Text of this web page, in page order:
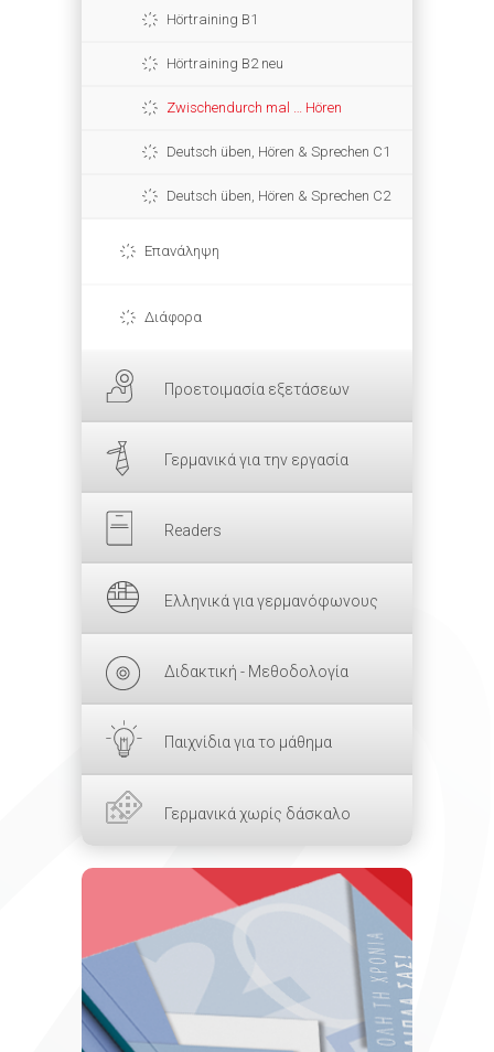
Hörtraining B1
Hörtraining B2 neu
Zwischendurch mal … Hören
Deutsch üben, Hören & Sprechen C1
Deutsch üben, Hören & Sprechen C2
Επανάληψη
Διάφορα
Προετοιμασία εξετάσεων
Γερμανικά για την εργασία
Readers
Ελληνικά για γερμανόφωνους
Διδακτική - Μεθοδολογία
Παιχνίδια για το μάθημα
Γερμανικά χωρίς δάσκαλο